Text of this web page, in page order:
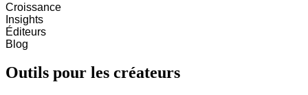
Croissance
Insights
Éditeurs
Blog
Outils pour les créateurs